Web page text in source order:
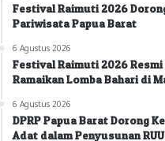
Festival Raimuti 2026
Pariwisata Papua Barat
6 Agustus 2026
Festival Raimuti 2026 Resmi
Ramaikan Lomba Bahari di
6 Agustus 2026
DPRP Papua Barat Dorong
Adat dalam Penyusunan